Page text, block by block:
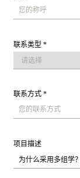
联系类型 *
联系方式 *
项目描述